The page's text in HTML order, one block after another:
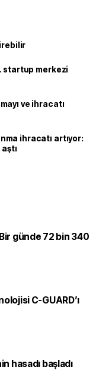
startup merkezi
ve ihracatı
ihracatı artıyor:
günde 72 bin 340
C-GUARD’ı
hasadı başladı